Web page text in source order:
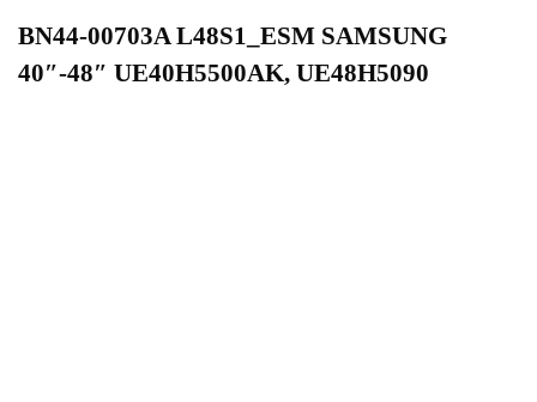
BN44-00703A L48S1_ESM SAMSUNG
40″-48″ UE40H5500AK, UE48H5090